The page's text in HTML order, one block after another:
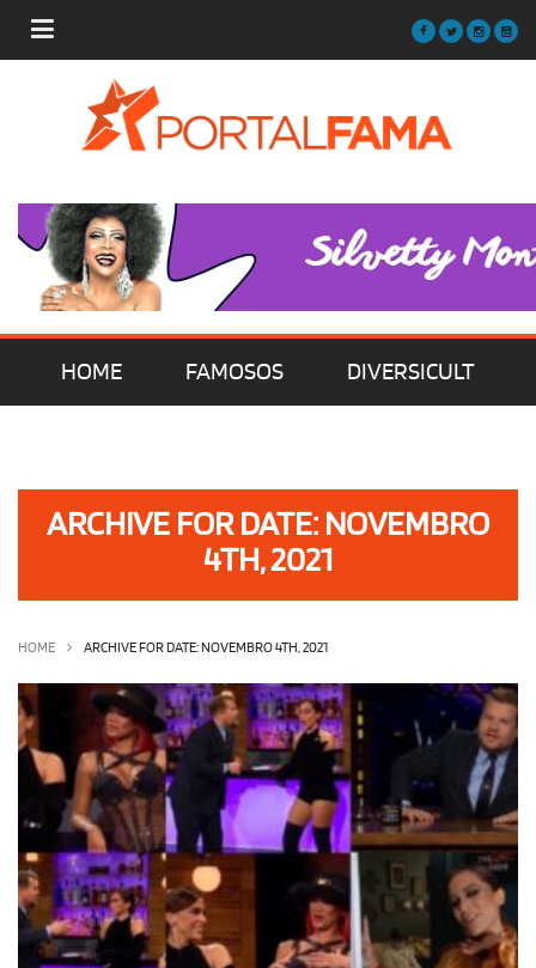
HOME FAMOSOS DIVERSICULT
OLHA ISSO! EU QUERO!
ARCHIVE FOR DATE: NOVEMBRO
4TH, 2021
HOME ARCHIVE FOR DATE: NOVEMBRO 4TH, 2021